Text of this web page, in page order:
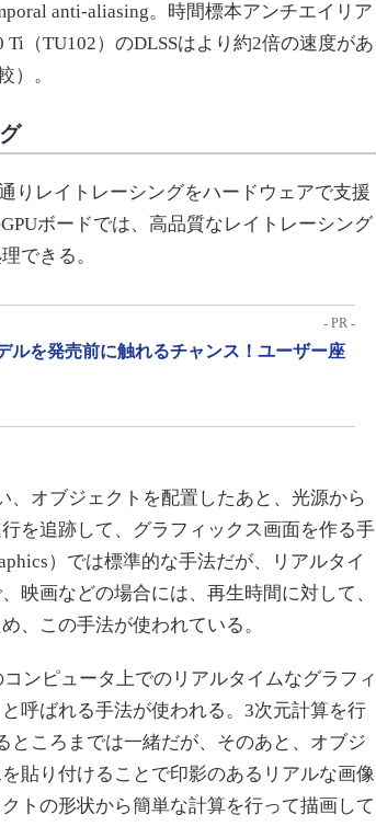
anti-aliasing。時間標本アンチエイリア
（TU102）のDLSSはより約2倍の速度があ
）。
りレイトレーシングをハードウェアで支援
ボードでは、高品質なレイトレーシング
できる。
- PR -
ルを発売前に触れるチャンス！ユーザー座
オブジェクトを配置したあと、光源から
を追跡して、グラフィックス画面を作る手
）では標準的な手法だが、リアルタイ
映画などの場合には、再生時間に対して、
、この手法が使われている。
ンピュータ上でのリアルタイムなグラフィ
呼ばれる手法が使われる。3次元計算を行
ところまでは一緒だが、そのあと、オブジ
貼り付けることで印影のあるリアルな画像
トの形状から簡単な計算を行って描画して